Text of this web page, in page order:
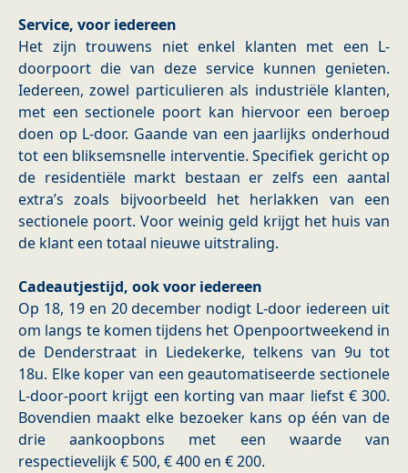
Service, voor iedereen
Het zijn trouwens niet enkel klanten met een L-
doorpoort die van deze service kunnen genieten.
Iedereen, zowel particulieren als industriële klanten,
met een sectionele poort kan hiervoor een beroep
doen op L-door. Gaande van een jaarlijks onderhoud
tot een bliksemsnelle interventie. Specifiek gericht op
de residentiële markt bestaan er zelfs een aantal
extra’s zoals bijvoorbeeld het herlakken van een
sectionele poort. Voor weinig geld krijgt het huis van
de klant een totaal nieuwe uitstraling.
Cadeautjestijd, ook voor iedereen
Op 18, 19 en 20 december nodigt L-door iedereen uit
om langs te komen tijdens het Openpoortweekend in
de Denderstraat in Liedekerke, telkens van 9u tot
18u. Elke koper van een geautomatiseerde sectionele
L-door-poort krijgt een korting van maar liefst € 300.
Bovendien maakt elke bezoeker kans op één van de
drie aankoopbons met een waarde van
respectievelijk € 500, € 400 en € 200.